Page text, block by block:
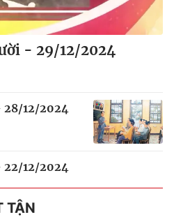
- 29/12/2024
28/12/2024
22/12/2024
TẬN